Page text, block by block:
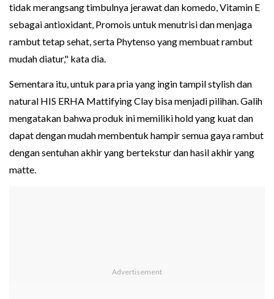
tidak merangsang timbulnya jerawat dan komedo, Vitamin E
sebagai antioxidant, Promois untuk menutrisi dan menjaga
rambut tetap sehat, serta Phytenso yang membuat rambut
mudah diatur," kata dia.
Sementara itu, untuk para pria yang ingin tampil stylish dan
natural HIS ERHA Mattifying Clay bisa menjadi pilihan. Galih
mengatakan bahwa produk ini memiliki hold yang kuat dan
dapat dengan mudah membentuk hampir semua gaya rambut
dengan sentuhan akhir yang bertekstur dan hasil akhir yang
matte.